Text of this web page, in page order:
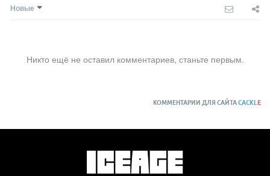
Новые
Никто ещё не оставил комментариев, станьте первым.
КОММЕНТАРИИ ДЛЯ САЙТАCACKLE